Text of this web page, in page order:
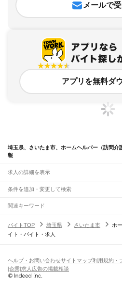
メールで
アプリを無料ダ
埼玉県、さいたま市、ホームヘルパー（訪問介
報
求人の詳細を表示
条件を追加・変更して検索
市区町村を追加・変更
埼玉県すべて
さいたま市すべて
春日部市狭山市羽生市鴻巣市深谷市上尾
朝霞市志木市和光市
坂戸市幸手市 ふじ
駅を追加・変更
JR八高線(八王子～高麗川)
金子駅 東飯能駅
職種を追加・変更
飲食・フードサービスすべて
ホールスタッフキッチンスタッフ
パン屋（ベーカリー）
飲食店（店
人気
日払いOK高校生歓迎 髪
雇用形態を追加・変更
関連キーワード
埼玉県 介護・福祉 ホームヘルパー（訪問介
埼玉県 さいたま市 介護・福祉 介護職
バイトTOP 埼玉県 さいたま市
ホ
イト・バイト・求人
ヘルプ・お問い合わせサイトマップ利用規約・
[企業]求人広告の掲載相談